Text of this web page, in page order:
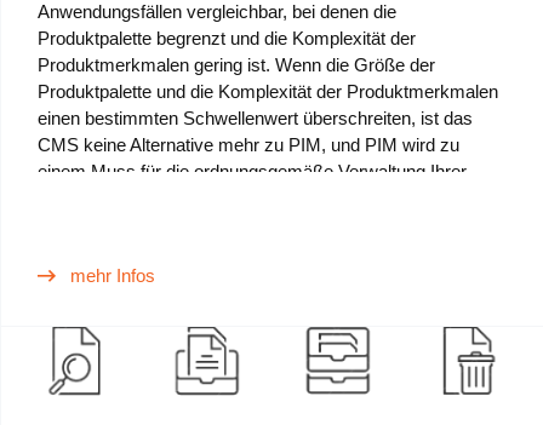
Anwendungsfällen vergleichbar, bei denen die
Produktpalette begrenzt und die Komplexität der
Produktmerkmalen gering ist. Wenn die Größe der
Produktpalette und die Komplexität der Produktmerkmalen
einen bestimmten Schwellenwert überschreiten, ist das
CMS keine Alternative mehr zu PIM, und PIM wird zu
einem Muss für die ordnungsgemäße Verwaltung Ihrer
mehr Infos